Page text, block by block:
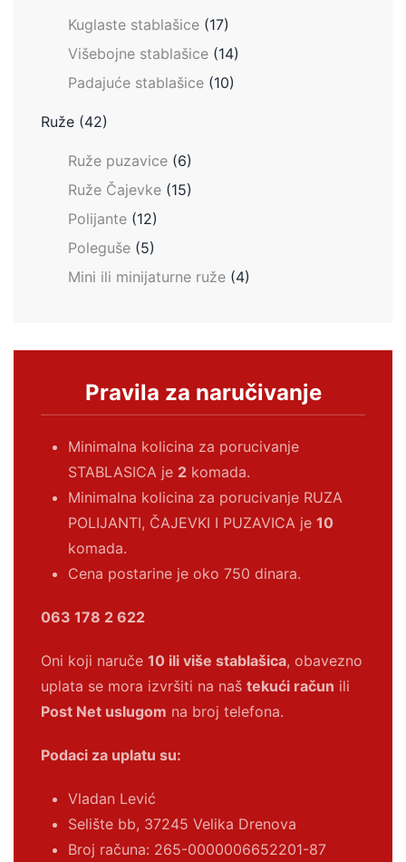
Kuglaste stablašice (17)
Višebojne stablašice (14)
Padajuće stablašice (10)
Ruže (42)
Ruže puzavice (6)
Ruže Čajevke (15)
Polijante (12)
Poleguše (5)
Mini ili minijaturne ruže (4)
Pravila za naručivanje
Minimalna kolicina za porucivanje
STABLASICA je 2 komada.
Minimalna kolicina za porucivanje RUZA
POLIJANTI, ČAJEVKI I PUZAVICA je 10
komada.
Cena postarine je oko 750 dinara.
063 178 2 622
Oni koji naruče 10 ili više stablašica, obavezno
uplata se mora izvršiti na naš tekući račun ili
Post Net uslugom na broj telefona.
Podaci za uplatu su:
Vladan Lević
Selište bb, 37245 Velika Drenova
Broj računa: 265-0000006652201-87